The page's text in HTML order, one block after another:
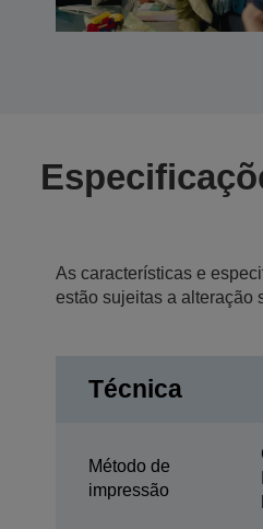
As características e
estão sujeitas a alteração
Técnica
Método de
impressão